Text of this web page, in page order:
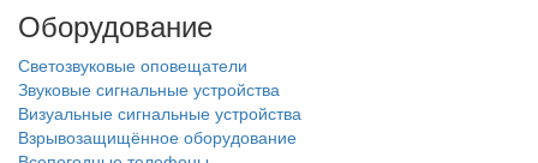
Оборудование
Светозвуковые оповещатели
Звуковые сигнальные устройства
Визуальные сигнальные устройства
Взрывозащищённое оборудование